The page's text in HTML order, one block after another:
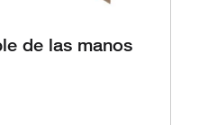
de las manos